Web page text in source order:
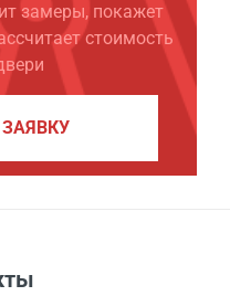
замеры, покажет
стоимость